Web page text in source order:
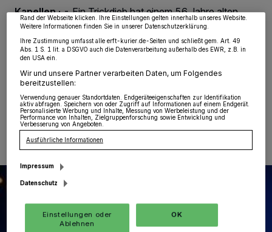
Kapellen·- Ein Trickdieb hat einem 56 Jahre alten
Mann aus Ungarn auf dem P&R-Parkplatz an der
Anschlussstelle Kapellen am Mittwochnachmittag
gegen 16.40 Uhr einen mittleren vierstelligen
Bargeldbetrag gestohlen.
05.06.2025 , 15:46 Uhr Eine Minute Lesezeit
widerrufen, indem Sie auf den Link Einstellungen oder Ablehnen am unteren
Rand der Webseite klicken. Ihre Einstellungen gelten innerhalb unseres Website.
Weitere Informationen finden Sie in unserer Datenschutzerklärung.
Ihre Zustimmung umfasst alle erft-kurier.de-Seiten und schließt gem. Art. 49
Abs. 1 S. 1 lit. a DSGVO auch die Datenverarbeitung außerhalb des EWR, z.B. in
den USA ein.
Wir und unsere Partner verarbeiten Daten, um Folgendes
bereitzustellen:
Verwendung genauer Standortdaten. Endgeräteeigenschaften zur Identifikation
aktiv abfragen. Speichern von oder Zugriff auf Informationen auf einem Endgerät.
Personalisierte Werbung und Inhalte, Messung von Werbeleistung und der
Performance von Inhalten, Zielgruppenforschung sowie Entwicklung und
Verbesserung von Angeboten.
Ausführliche Informationen
Impressum
Datenschutz
Einstellungen oder
Ablehnen
OK